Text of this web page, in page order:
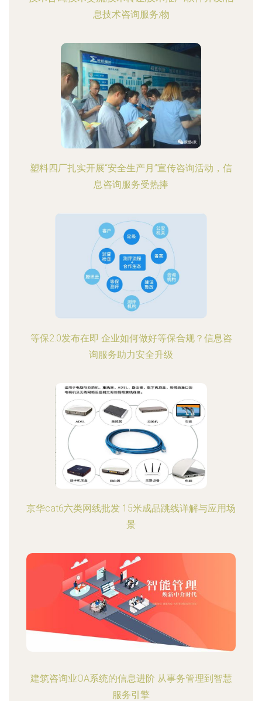
息技术咨询服务;物
塑料四厂扎实开展“安全生产月”宣传咨询活动，信
息咨询服务受热捧
等保2.0发布在即 企业如何做好等保合规？信息咨
询服务助力安全升级
京华cat6六类网线批发 15米成品跳线详解与应用场
景
建筑咨询业OA系统的信息进阶 从事务管理到智慧
服务引擎